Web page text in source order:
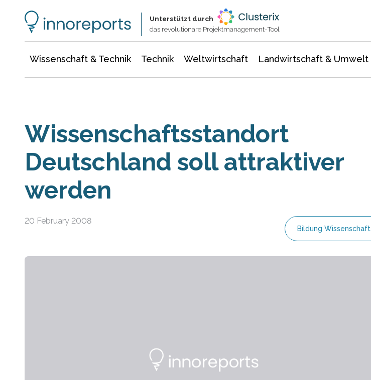
Unterstützt durch
das revolutionäre Projektmanagement-Tool
Wissenschaft & Technik Technik Weltwirtschaft Landwirtschaft & Umwelt
Wissenschaftsstandort
Deutschland soll attraktiver
werden
20 February 2008
Bildung Wissenschaft